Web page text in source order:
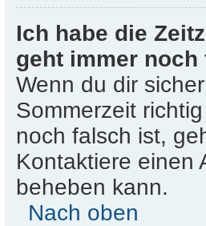
Ich habe die
geht immer noch
Wenn du dir
Sommerzeit
noch falsch ist,
Kontaktiere einen
beheben kann.
Nach oben